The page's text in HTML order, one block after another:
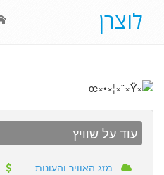
לוצרן
עוד על שוויץ
מזג האוויר והעונות